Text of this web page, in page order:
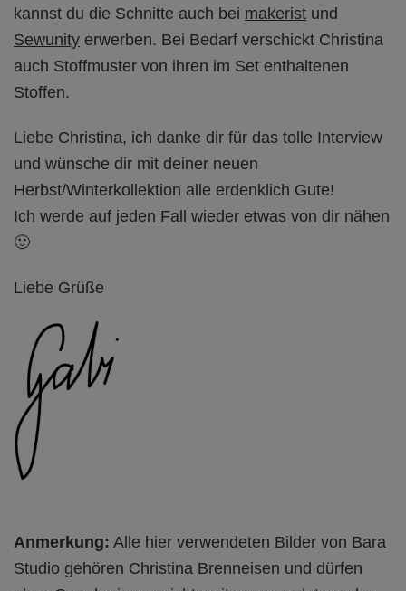
kannst du die Schnitte auch bei makerist und
Sewunity erwerben. Bei Bedarf verschickt Christina
auch Stoffmuster von ihren im Set enthaltenen
Stoffen.
Liebe Christina, ich danke dir für das tolle Interview
und wünsche dir mit deiner neuen
Herbst/Winterkollektion alle erdenklich Gute!
Ich werde auf jeden Fall wieder etwas von dir nähen
🙂
Liebe Grüße
Anmerkung: Alle hier verwendeten Bilder von Bara
Studio gehören Christina Brenneisen und dürfen